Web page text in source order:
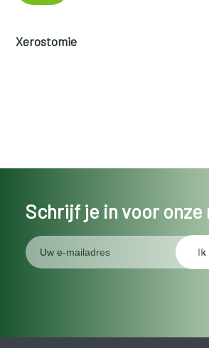
Xerostomie
Schrijf je in voor